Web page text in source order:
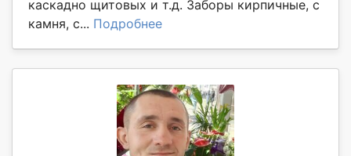
каскадно щитовых и т.д. Заборы кирпичные, с
камня, с... Подробнее